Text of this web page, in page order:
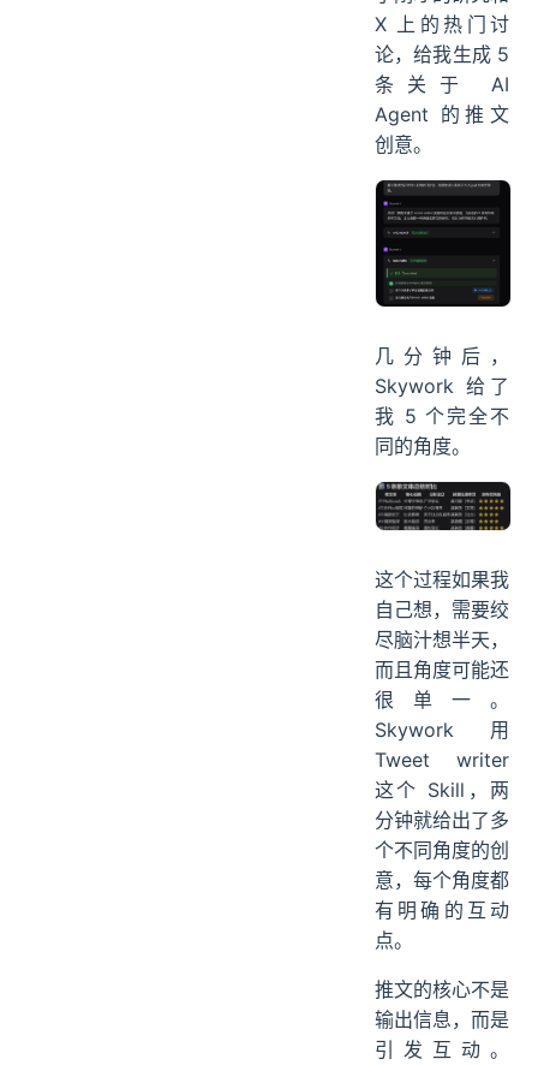
X 上的热门讨
论，给我生成 5
条关于 AI
Agent 的推文
创意。
几分钟后，
Skywork 给了
我 5 个完全不
同的角度。
这个过程如果我
自己想，需要绞
尽脑汁想半天，
而且角度可能还
很单一。
Skywork 用
Tweet writer
这个 Skill，两
分钟就给出了多
个不同角度的创
意，每个角度都
有明确的互动
点。
推文的核心不是
输出信息，而是
引发互动。